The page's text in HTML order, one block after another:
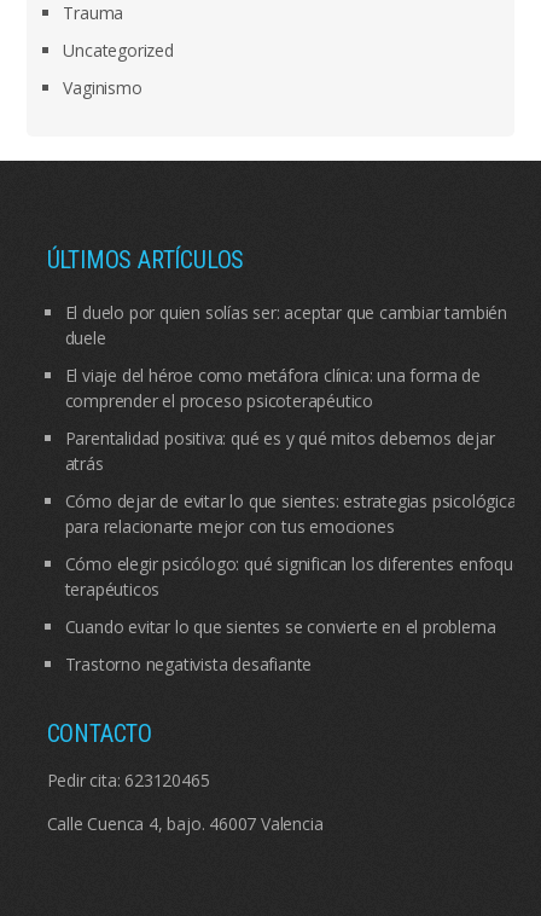
Trauma
Uncategorized
Vaginismo
ÚLTIMOS ARTÍCULOS
El duelo por quien solías ser: aceptar que cambiar también
duele
El viaje del héroe como metáfora clínica: una forma de
comprender el proceso psicoterapéutico
Parentalidad positiva: qué es y qué mitos debemos dejar
atrás
Cómo dejar de evitar lo que sientes: estrategias psicológicas
para relacionarte mejor con tus emociones
Cómo elegir psicólogo: qué significan los diferentes enfoques
terapéuticos
Cuando evitar lo que sientes se convierte en el problema
Trastorno negativista desafiante
CONTACTO
Pedir cita: 623120465
Calle Cuenca 4, bajo. 46007 Valencia